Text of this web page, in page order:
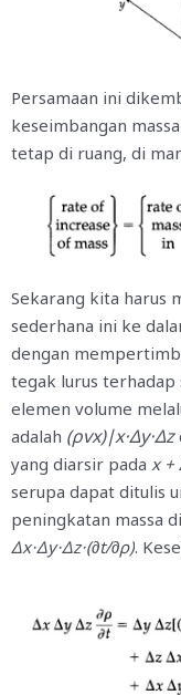
Persamaan ini
keseimbangan
tetap di ruang, di
Sekarang kita harus
sederhana ini ke
dengan
tegak lurus terhadap
elemen volume
adalah (ρvx)∣x⋅Δy⋅Δz
yang diarsir pada x +
serupa dapat ditulis
peningkatan massa
Δx⋅Δy⋅Δz⋅(∂t/∂ρ).